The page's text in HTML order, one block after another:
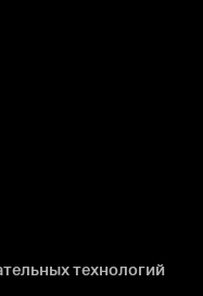
технологий